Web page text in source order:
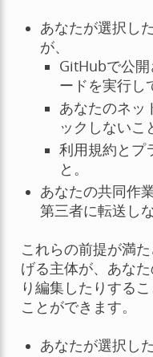
あなたが選択し
が、
GitHubで公
ードを実行し
あなたのネッ
ックしないこ
利用規約とプ
と。
あなたの共同作
第三者に転送し
これらの前提が満
げる主体が、あな
り編集したりする
ことができます。
あなたが選択し